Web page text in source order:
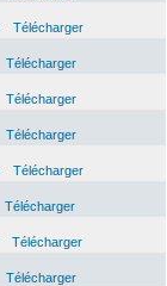
Télécharger
Télécharger
Télécharger
Télécharger
Télécharger
Télécharger
Télécharger
Télécharger